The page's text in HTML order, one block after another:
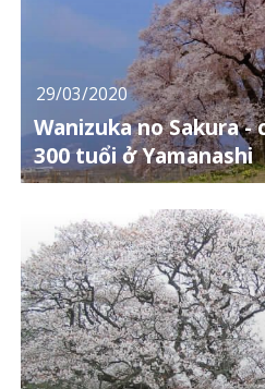
29/03/2020
Wanizuka no Sakura -
300 tuổi ở Yamanashi